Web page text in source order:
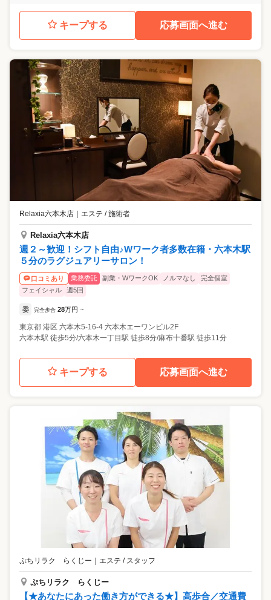
キープする 応募画面へ進む
Relaxia六本木店 エステ / 施術者
Relaxia六本木店
週２～歓迎！シフト自由♪Wワーク者多数在籍・六本木駅
５分のラグジュアリーサロン！
口コミあり 業務委託 副業・WワークOK ノルマなし
完全個室
フェイシャル
週5回
委 完全歩合 28万円 ~
東京都 港区 六本木5-16-4 六本木エーワンビル2F
六本木駅 徒歩5分/六本木一丁目駅 徒歩8分/麻布十番駅 徒歩11分
キープする 応募画面へ進む
ぷちリラク らくじー エステ / スタッフ
ぷちリラク らくじー
【★あなたにあった働き方ができる★】高歩合／交通費